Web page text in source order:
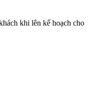
khi lên kế hoạch cho